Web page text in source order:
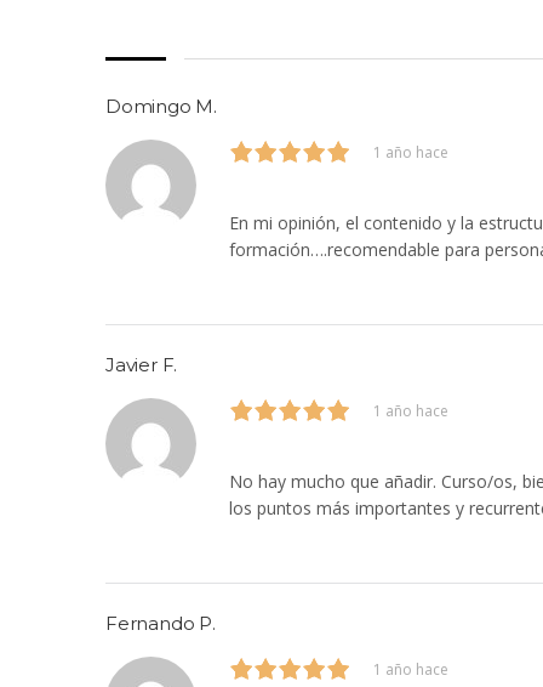
Domingo M.
1 año hace
En mi opinión, el contenido y la
formación….recomendable para
Javier F.
1 año hace
No hay mucho que añadir. Curso/os,
los puntos más importantes y
Fernando P.
1 año hace